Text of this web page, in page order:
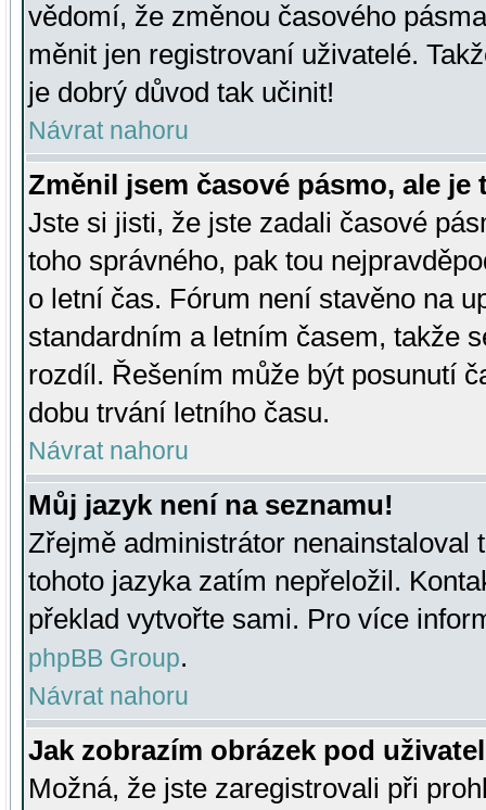
vědomí, že změnou časového
měnit jen registrovaní uživatelé.
je dobrý důvod tak učinit!
Návrat nahoru
Změnil jsem časové pásmo, ale je
Jste si jisti, že jste zadali časové
toho správného, pak tou
o letní čas. Fórum není stavěno na
standardním a letním časem, takže
rozdíl. Řešením může být posunutí
dobu trvání letního času.
Návrat nahoru
Můj jazyk není na seznamu!
Zřejmě administrátor nenainstaloval
tohoto jazyka zatím nepřeložil.
překlad vytvořte sami. Pro více
phpBB Group.
Návrat nahoru
Jak zobrazím obrázek pod
Možná, že jste zaregistrovali při